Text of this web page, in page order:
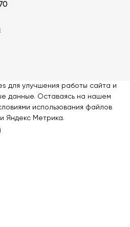
для улучшения работы сайта и
данные. Оставаясь на нашем
использования файлов
Яндекс Метрика.